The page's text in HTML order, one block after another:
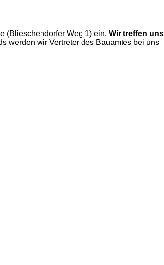
(Blieschendorfer Weg 1) ein. Wir treffen uns
werden wir Vertreter des Bauamtes bei uns